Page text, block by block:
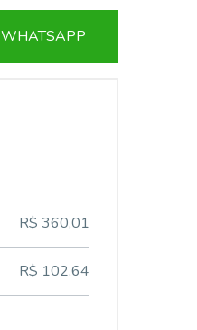
WHATSAPP
R$ 360,01
R$ 102,64